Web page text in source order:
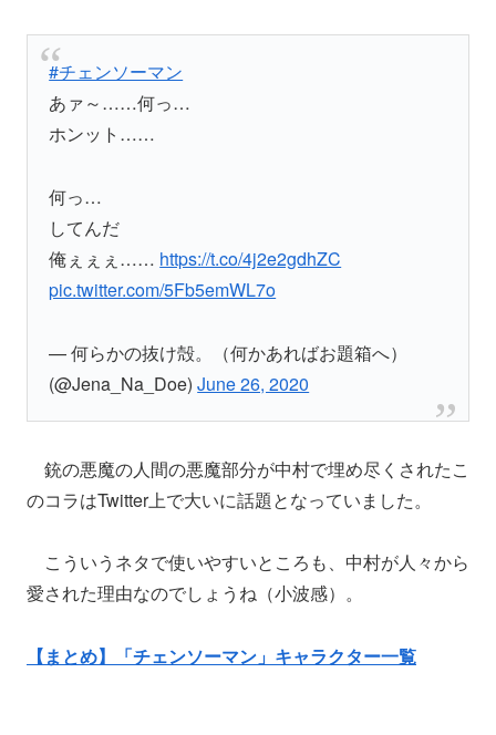
#チェンソーマン
あァ～……何っ…
ホンット……
何っ…
してんだ
俺ぇぇぇ…… https://t.co/4j2e2gdhZC
pic.twitter.com/5Fb5emWL7o
— 何らかの抜け殻。（何かあればお題箱へ）
(@Jena_Na_Doe)June 26, 2020
銃の悪魔の人間の悪魔部分が中村で埋め尽くされたこ
のコラはTwitter上で大いに話題となっていました。
こういうネタで使いやすいところも、中村が人々から
愛された理由なのでしょうね（小波感）。
【まとめ】「チェンソーマン」キャラクター一覧